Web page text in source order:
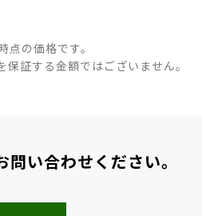
の価格です。
証する金額ではございません。
問い合わせください。